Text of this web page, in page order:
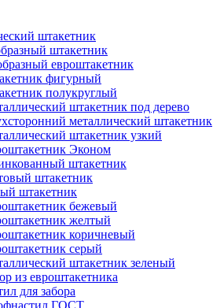
штакетник
штакетник
евроштакетник
фигурный
полукруглый
штакетник под дерево
металлический штакетник
штакетник узкий
Эконом
штакетник
штакетник
штакетник
бежевый
желтый
коричневый
серый
штакетник зеленый
из евроштакетника
для забора
ГОСТ